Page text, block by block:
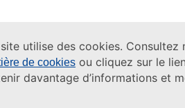
utilise des cookies. Consultez
de cookies ou cliquez sur le
davantage d’informations et